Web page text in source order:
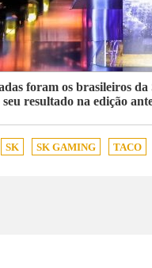
foram os brasileiros
resultado na edição
SK SK GAMING TACO